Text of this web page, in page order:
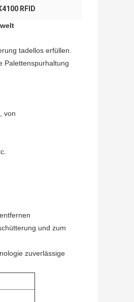
RFID
tadellos erfüllen.
Palettenspurhaltung
von
und zum
zuverlässige